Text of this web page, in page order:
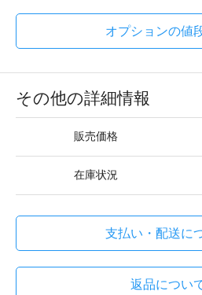
オプションの値
その他の詳細情報
販売価格
在庫状況
支払い・配送に
返品につい